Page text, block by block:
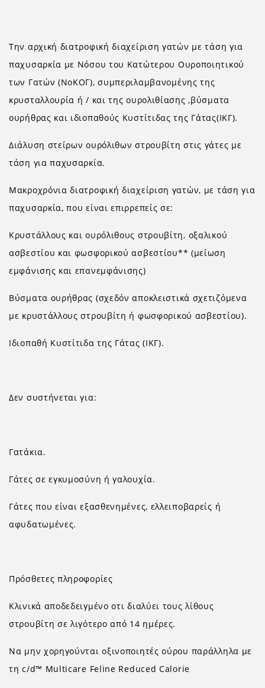
Την αρχική διατροφική διαχείριση γατών με τάση για
παχυσαρκία με Νόσου του Κατώτερου Ουροποιητικού
των Γατών (ΝοΚΟΓ), συμπεριλαμβανομένης της
κρυσταλλουρία ή / και της ουρολιθίασης ,βύσματα
ουρήθρας και ιδιοπαθούς Κυστίτιδας της Γάτας(ΙΚΓ).
Διάλυση στείρων ουρόλιθων στρουβίτη στις γάτες με
τάση για παχυσαρκία.
Μακροχρόνια διατροφική διαχείριση γατών, με τάση για
παχυσαρκία, που είναι επιρρεπείς σε:
Κρυστάλλους και ουρόλιθους στρουβίτη, οξαλικού
ασβεστίου και φωσφορικού ασβεστίου** (μείωση
εμφάνισης και επανεμφάνισης)
Βύσματα ουρήθρας (σχεδόν αποκλειστικά σχετιζόμενα
με κρυστάλλους στρουβίτη ή φωσφορικού ασβεστίου).
Ιδιοπαθή Κυστίτιδα της Γάτας (ΙΚΓ).
Δεν συστήνεται για:
Γατάκια.
Γάτες σε εγκυμοσύνη ή γαλουχία.
Γάτες που είναι εξασθενημένες, ελλειποβαρείς ή
αφυδατωμένες.
Πρόσθετες πληροφορίες
Κλινικά αποδεδειγμένο οτι διαλύει τους λίθους
στρουβίτη σε λιγότερο από 14 ημέρες.
Να μην χορηγούνται οξινοποιητές ούρου παράλληλα με
τη c/d™ Multicare Feline Reduced Calorie